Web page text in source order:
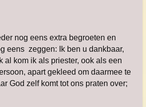
nog eens extra begroeten en
eens zeggen: Ik ben u dankbaar,
al kom ik als priester, ook als een
apart gekleed om daarmee te
God zelf komt tot ons praten over;